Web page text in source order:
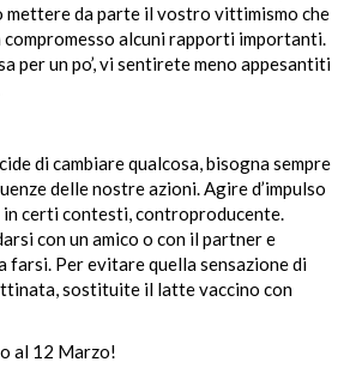
mettere da parte il vostro vittimismo che
alcuni rapporti importanti.
per un po’, vi sentirete meno appesantiti
di cambiare qualcosa, bisogna sempre
delle nostre azioni. Agire d’impulso
in certi contesti, controproducente.
con un amico o con il partner e
farsi. Per evitare quella sensazione di
sostituite il latte vaccino con
al 12 Marzo!